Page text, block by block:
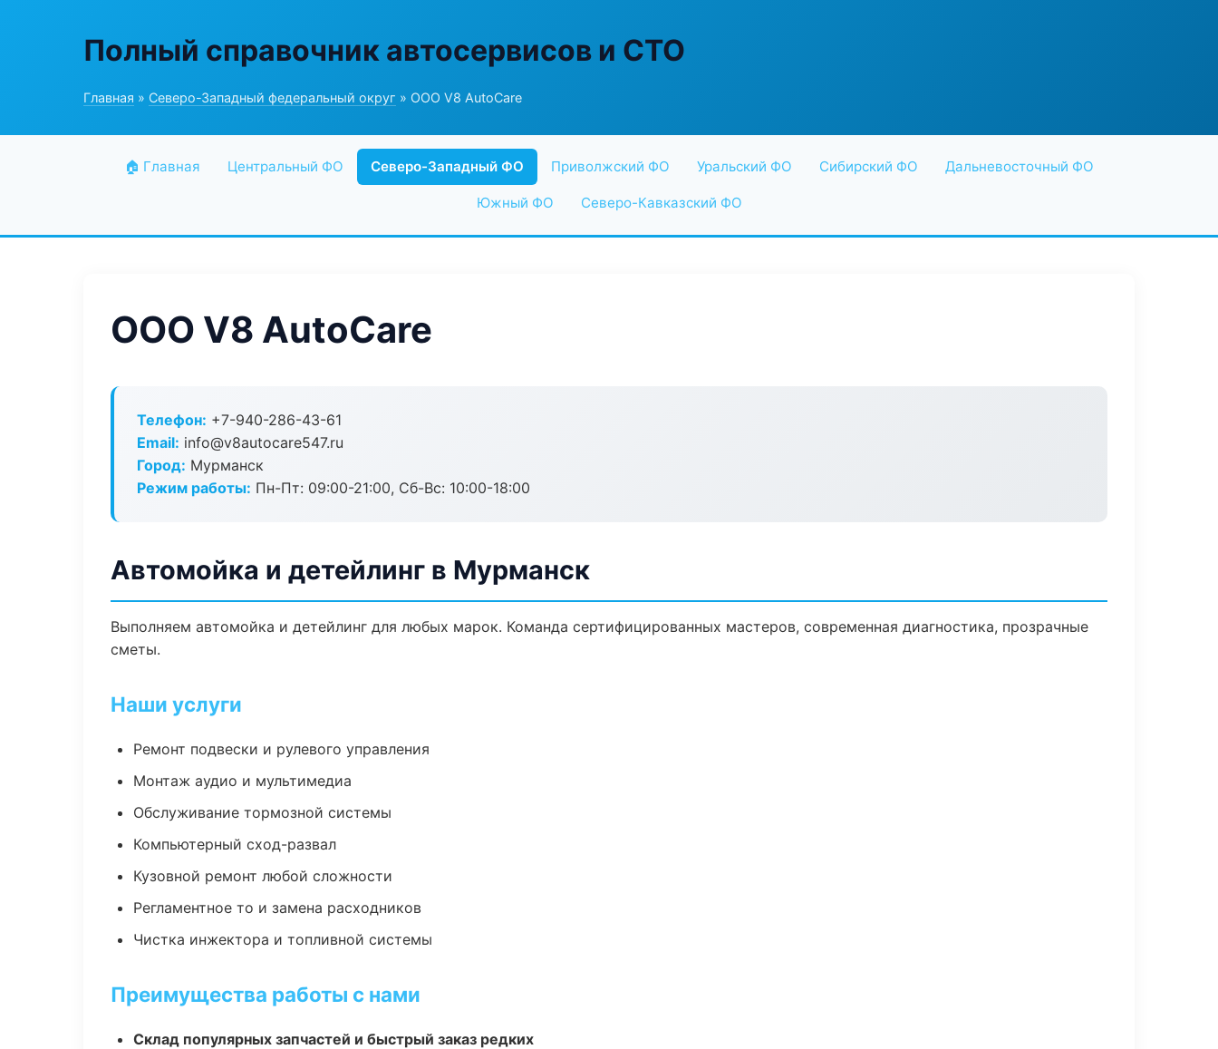
Полный справочник автосервисов и СТО
Главная » Северо-Западный федеральный округ » ООО V8 AutoCare
🏠 Главная Центральный ФО Северо-Западный ФО Приволжский ФО Уральский ФО Сибирский ФО Дальневосточный ФО
Южный ФО Северо-Кавказский ФО
ООО V8 AutoCare
Телефон: +7-940-286-43-61
Email: info@v8autocare547.ru
Город: Мурманск
Режим работы: Пн-Пт: 09:00-21:00, Сб-Вс: 10:00-18:00
Автомойка и детейлинг в Мурманск
Выполняем автомойка и детейлинг для любых марок. Команда сертифицированных мастеров, современная диагностика, прозрачные
сметы.
Наши услуги
Ремонт подвески и рулевого управления
Монтаж аудио и мультимедиа
Обслуживание тормозной системы
Компьютерный сход-развал
Кузовной ремонт любой сложности
Регламентное то и замена расходников
Чистка инжектора и топливной системы
Преимущества работы с нами
Склад популярных запчастей и быстрый заказ редких